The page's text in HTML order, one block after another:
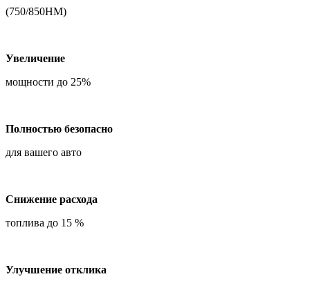
(750/850НМ)
Увеличение
мощности до 25%
Полностью безопасно
для вашего авто
Снижение расхода
топлива до 15 %
Улучшение отклика